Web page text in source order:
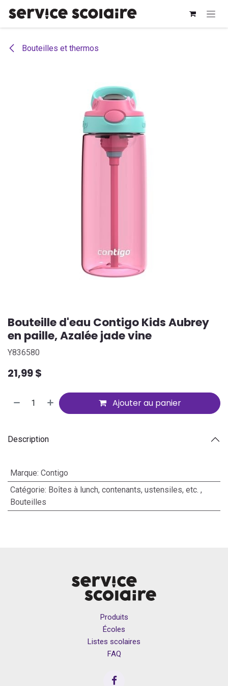
Bouteilles et thermos
Bouteille d'eau Contigo Kids Aubrey
en paille, Azalée jade vine
Y836580
21,99$
Ajouter au panier
Description
Marque: Contigo
Catégorie: Boîtes à lunch, contenants, ustensiles, etc. ,
Bouteilles
Produits
Écoles
Listes scolaires
FAQ